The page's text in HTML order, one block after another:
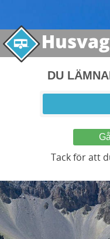
DU
Tack för att